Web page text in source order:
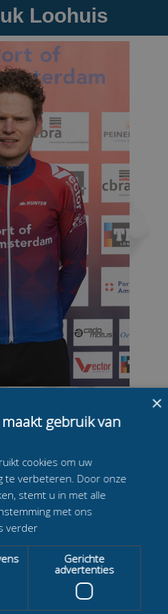
Beloften
TJAS
0 podiumplaatsen en 0 top-10
×
gebruik van
cookies om uw
te verbeteren. Door onze
stemt u in met alle
met ons
verder
Gerichte
advertenties